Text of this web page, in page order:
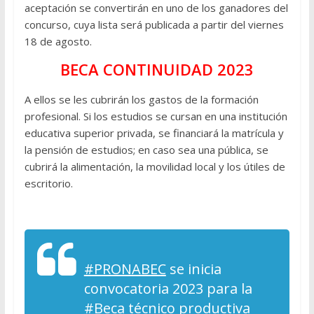
aceptación se convertirán en uno de los ganadores del
concurso, cuya lista será publicada a partir del viernes
18 de agosto.
BECA CONTINUIDAD 2023
A ellos se les cubrirán los gastos de la formación
profesional. Si los estudios se cursan en una institución
educativa superior privada, se financiará la matrícula y
la pensión de estudios; en caso sea una pública, se
cubrirá la alimentación, la movilidad local y los útiles de
escritorio.
#PRONABECse inicia
convocatoria 2023 para la
#Beca técnico productiva